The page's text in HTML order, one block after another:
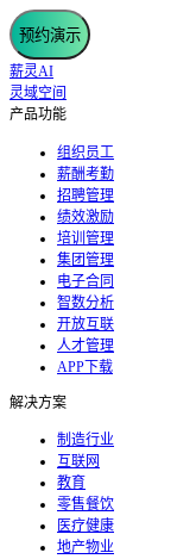
预约演示
薪灵AI
灵域空间
产品功能
组织员工
薪酬考勤
招聘管理
绩效激励
培训管理
集团管理
电子合同
智数分析
开放互联
人才管理
APP下载
解决方案
制造行业
互联网
教育
零售餐饮
医疗健康
地产物业